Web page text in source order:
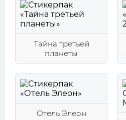
Тайна третьей
планеты
Отель Элеон